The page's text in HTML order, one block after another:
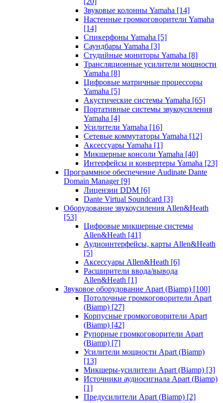
Звуковые колонны Yamaha [14]
Настенные громкоговорители Yamaha
[14]
Спикерфоны Yamaha [5]
Саундбары Yamaha [3]
Студийные мониторы Yamaha [8]
Трансляционные усилители мощности
Yamaha [8]
Цифровые матричные процессоры
Yamaha [5]
Акустические системы Yamaha [65]
Портативные системы звукоусиления
Yamaha [4]
Усилители Yamaha [16]
Сетевые коммутаторы Yamaha [12]
Аксессуары Yamaha [1]
Микшерные консоли Yamaha [40]
Интерфейсы и конвертеры Yamaha [23]
Программное обеспечение Audinate Dante
Domain Manager [9]
Лицензии DDM [6]
Dante Virtual Soundcard [3]
Оборудование звукоусиления Allen&Heath
[53]
Цифровые микшерные системы
Allen&Heath [41]
Аудиоинтерфейсы, карты Allen&Heath
[5]
Аксессуары Allen&Heath [6]
Расширители ввода/вывода
Allen&Heath [1]
Звуковое оборудование Apart (Biamp) [100]
Потолочные громкоговорители Apart
(Biamp) [27]
Корпусные громкоговорители Apart
(Biamp) [42]
Рупорные громкоговорители Apart
(Biamp) [7]
Усилители мощности Apart (Biamp)
[13]
Микшеры-усилители Apart (Biamp) [3]
Источники аудиосигнала Apart (Biamp)
[1]
Предусилители Apart (Biamp) [2]